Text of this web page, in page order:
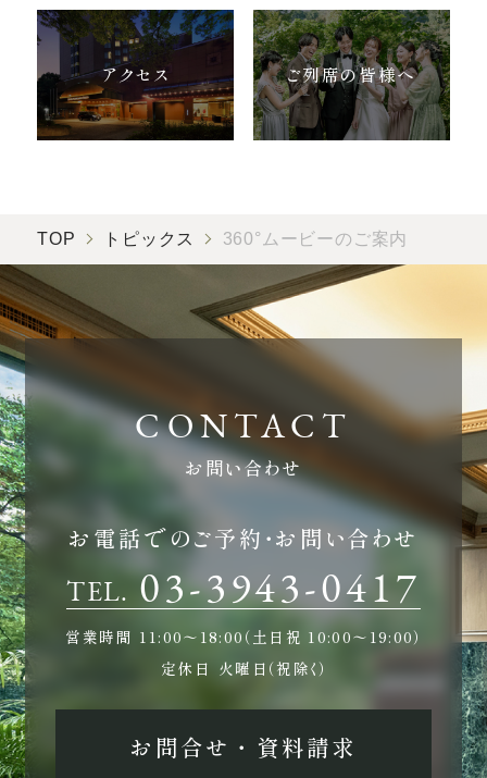
ブライダルフェア
ホテル椿山荘東京
営業時間 11:00〜18:00（土日祝 10:00〜19:00）
定休日 火曜日（祝除く）
〒112-8680 東京都文京区関口2-10-8
運営会社情報 プライバシーポリシー
アクセス ご列席の皆様へ
TOP トピックス 360°ムービーのご案内
お問い合わせ
お電話でのご予約・お問い合わせ
TEL. 03-3943-0417
営業時間 11:00〜18:00（土日祝 10:00〜19:00）
定休日 火曜日（祝除く）
お問合せ ・ 資料請求